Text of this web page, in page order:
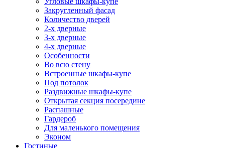
Закругленный фасад
Количество дверей
2-х дверные
3-х дверные
4-х дверные
Особенности
Во всю стену
Встроенные шкафы-купе
Под потолок
Раздвижные шкафы-купе
Открытая секция посередине
Распашные
Гардероб
Для маленького помещения
Эконом
Гостиные